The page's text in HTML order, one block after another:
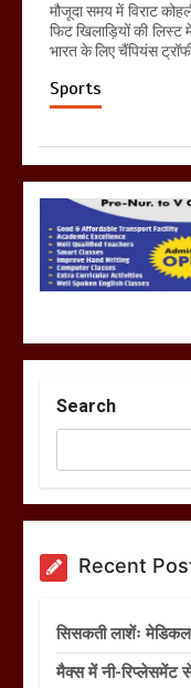
मौजूदा समय में विराट
फिट खिलाड़ियों की
भारत के लिए चैंपियंस
Sports
Search
Recent
सिसकती लाशेंः मेडिकल
मैक्स में नी-रिप्लेसमेंट